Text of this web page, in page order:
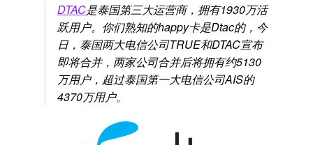
DTAC是泰国第三大运营商，拥有1930万活
跃用户。你们熟知的happy卡是Dtac的，今
日，泰国两大电信公司TRUE和DTAC宣布
即将合并，两家公司合并后将拥有约5130
万用户，超过泰国第一大电信公司AIS的
4370万用户。